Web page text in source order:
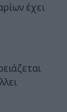
έχει